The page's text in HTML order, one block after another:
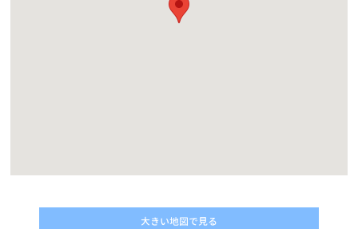
お知らせ
大きい地図で見る